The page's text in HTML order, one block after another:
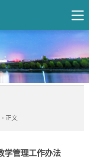
正文
学管理工作办法